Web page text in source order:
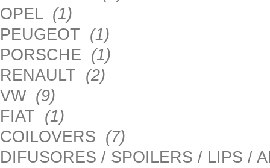
OPEL (1)
PEUGEOT (1)
PORSCHE (1)
RENAULT (2)
VW (9)
FIAT (1)
COILOVERS (7)
DIFUSORES / SPOILERS / LIPS /